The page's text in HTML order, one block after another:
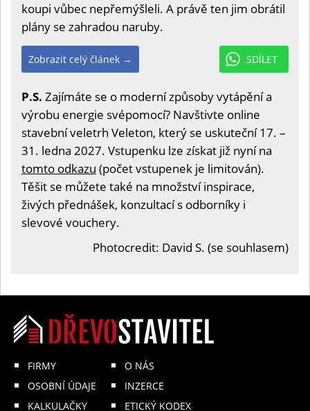
koupi vůbec nepřemýšleli. A právě ten jim obrátil
plány se zahradou naruby.
SDÍLET
Zobrazit celý článek →
P.S. Zajímáte se o moderní způsoby vytápění a
výrobu energie svépomocí? Navštivte online
stavební veletrh Veleton, který se uskuteční 17. –
31. ledna 2027. Vstupenku lze získat již nyní na
tomto odkazu (počet vstupenek je limitován).
Těšit se můžete také na množství inspirace,
živých přednášek, konzultací s odborníky i
slevové vouchery.
Photocredit: David S. (se souhlasem)
FIRMY
OSOBNÍ ÚDAJE
KALKULAČKY
O NÁS
INZERCE
ETICKÝ KODEX